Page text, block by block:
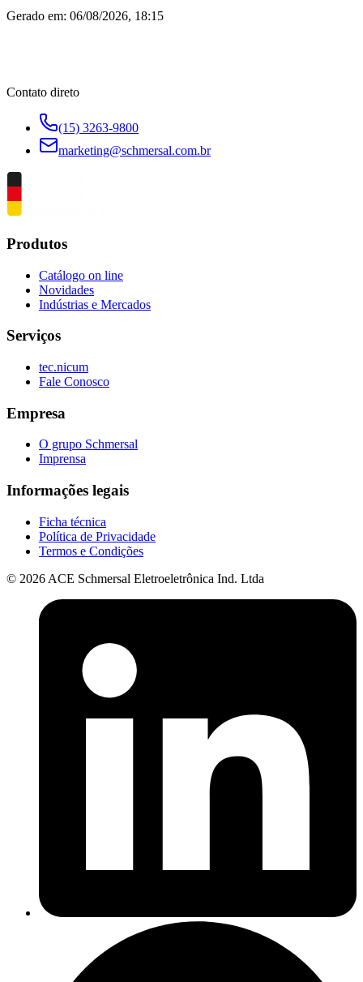
Gerado em: 06/08/2026, 18:15
Contato direto
(15) 3263-9800
marketing@schmersal.com.br
Produtos
Catálogo on line
Novidades
Indústrias e Mercados
Serviços
tec.nicum
Fale Conosco
Empresa
O grupo Schmersal
Imprensa
Informações legais
Ficha técnica
Política de Privacidade
Termos e Condições
© 2026 ACE Schmersal Eletroeletrônica Ind. Ltda